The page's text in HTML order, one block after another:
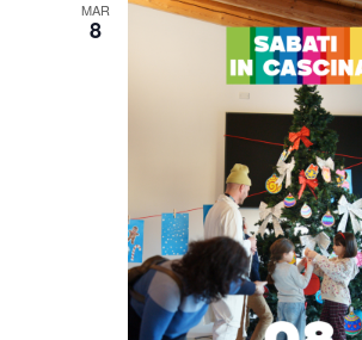
MAR
8